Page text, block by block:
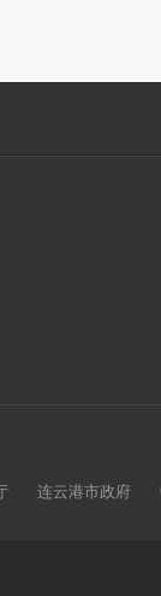
连云港市政府